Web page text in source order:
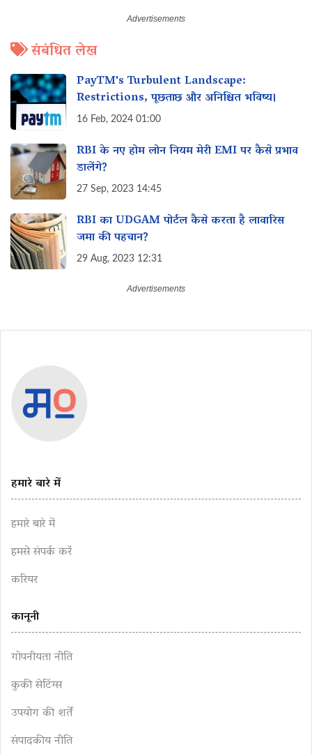
संबंधित लेख
PayTM's Turbulent Landscape:
Restrictions, पूछताछ और अनिश्चित भविष्य।
16 Feb, 2024 01:00
RBI के नए होम लोन नियम मेरी EMI पर कैसे प्रभाव
डालेंगे?
27 Sep, 2023 14:45
RBI का UDGAM पोर्टल कैसे करता है लावारिस‌
जमा की पहचान?
29 Aug, 2023 12:31
हमारे बारे में
हमारे बारे में
हमसे संपर्क करें
करियर
कानूनी
गोपनीयता नीति
कुकी सेटिंग्स
उपयोग की शर्तें
संपादकीय नीति